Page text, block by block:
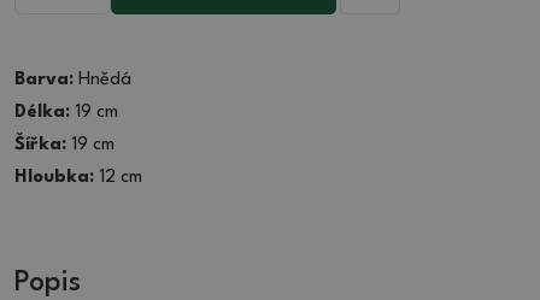
Barva: Hnědá
Délka: 19 cm
Šířka: 19 cm
Hloubka: 12 cm
Popis